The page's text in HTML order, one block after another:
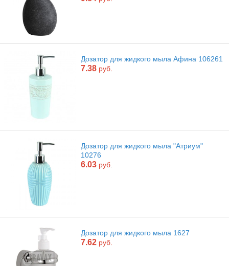
Дозатор для жидкого мыла Афина 106261
7.38 руб.
Дозатор для жидкого мыла "Атриум"
10276
6.03 руб.
Дозатор для жидкого мыла 1627
7.62 руб.